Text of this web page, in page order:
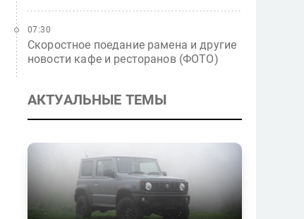
Скоростное поедание рамена и другие
новости кафе и ресторанов (ФОТО)
07:30
АКТУАЛЬНЫЕ ТЕМЫ